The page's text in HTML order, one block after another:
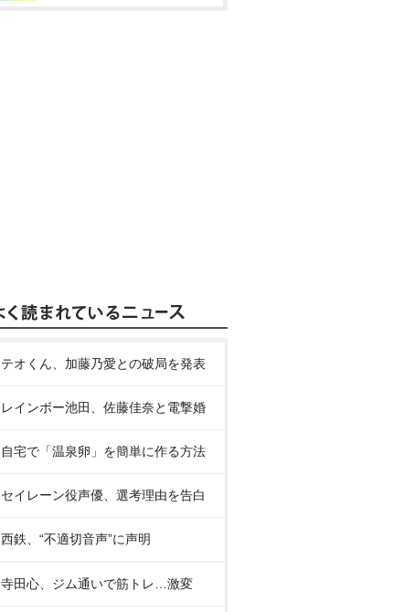
テオくん、加藤乃愛との破局を発表
レインボー池田、佐藤佳奈と電撃婚
自宅で「温泉卵」を簡単に作る方法
セイレーン役声優、選考理由を告白
西鉄、“不適切音声”に声明
寺田心、ジム通いで筋トレ…激変